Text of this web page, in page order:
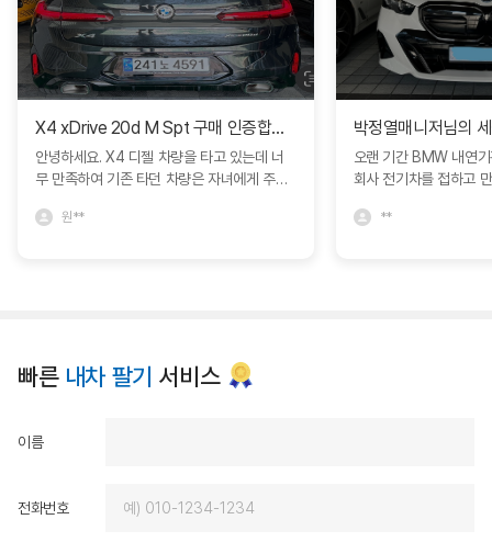
X4 xDrive 20d M Spt 구매 인증합니다.
안녕하세요. X4 디젤 차량을 타고 있는데 너
무 만족하여 기존 타던 차량은 자녀에게 주고
비교도 많이 하였지만 블로그에서 보고 문의
은 차량 감사합니다. ^^
원**
오랜 기간 BMW 내연
회사 전기차를 접하고
박정열 대리님의 추천
**
빠른 내차 팔기 서비스
이름
전화번호